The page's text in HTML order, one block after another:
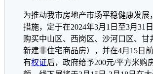
为推动我市房地产市场平稳健康发
措施，定于在2024年3月1日至3月31
购买中山区、西岗区、沙河口区、
新建非住宅商品房），并在4月15日
有权证后，政府给予200元/平方米购